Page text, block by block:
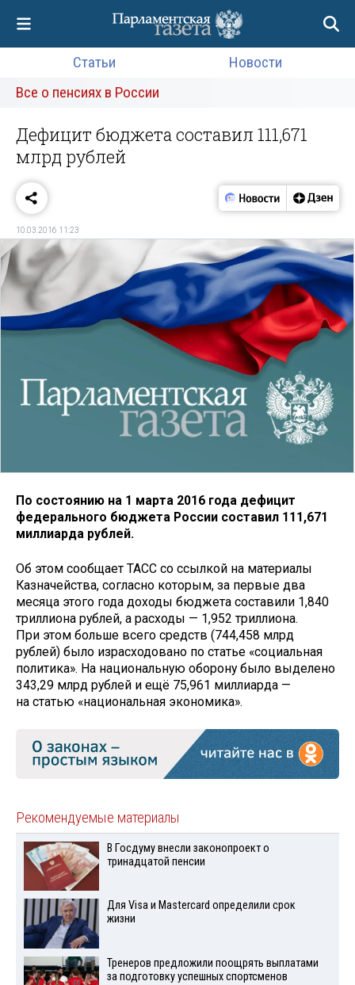
Статьи
Новости
Все о пенсиях в России
Дефицит бюджета составил 111,671
млрд рублей
10.03.2016 11:23
По состоянию на 1 марта 2016 года дефицит
федерального бюджета России составил 111,671
миллиарда рублей.
Об этом сообщает ТАСС со ссылкой на материалы
Казначейства, согласно которым, за первые два
месяца этого года доходы бюджета составили 1,840
триллиона рублей, а расходы — 1,952 триллиона.
При этом больше всего средств (744,458 млрд
рублей) было израсходовано по статье «социальная
политика». На национальную оборону было выделено
343,29 млрд рублей и ещё 75,961 миллиарда —
на статью «национальная экономика».
Рекомендуемые материалы
В Госдуму внесли законопроект о
тринадцатой пенсии
Для Visа и Mastercard определили срок
жизни
Тренеров предложили поощрять выплатами
за подготовку успешных спортсменов